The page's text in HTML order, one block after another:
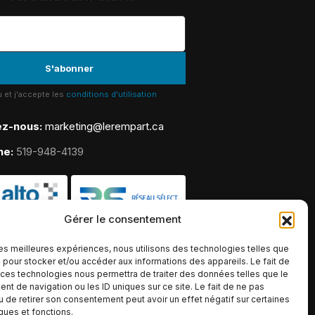
Gérer le consentement
meilleures expériences, nous utilisons des technologies telles que
stocker et/ou accéder aux informations des appareils. Le fait de
technologies nous permettra de traiter des données telles que le
de navigation ou les ID uniques sur ce site. Le fait de ne pas
de retirer son consentement peut avoir un effet négatif sur certaines
et fonctions.
et j'accepte les conditions d'utilisation
nous: marketing@lerempart.ca
519-948-4139